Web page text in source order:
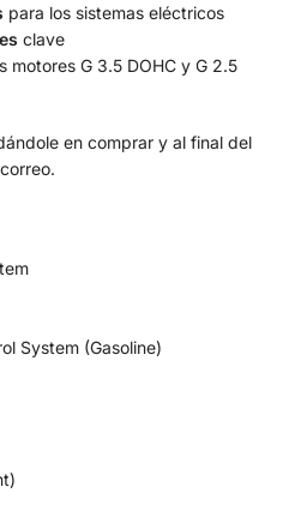
para los sistemas eléctricos
clave
motores G 3.5 DOHC y G 2.5
en comprar y al final del
System (Gasoline)